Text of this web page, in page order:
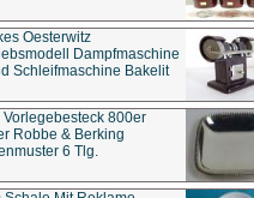
Oesterwitz
Dampfmaschine
Schleifmaschine Bakelit
Vorlegebesteck 800er
Robbe & Berking
6 Tlg.